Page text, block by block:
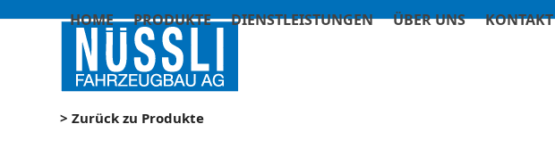
HOME PRODUKTE DIENSTLEISTUNGEN ÜBER UNS KONTAKT
> Zurück zu Produkte